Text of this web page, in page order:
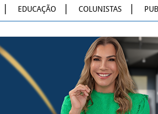
EDUCAÇÃO COLUNISTAS